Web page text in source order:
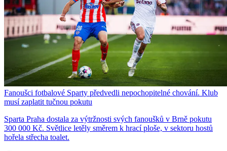
Fanoušci fotbalové Sparty předvedli nepochopitelné chování. Klub
musí zaplatit tučnou pokutu
Sparta Praha dostala za výtržnosti svých fanoušků v Brně pokutu
300 000 Kč. Světlice letěly směrem k hrací ploše, v sektoru hostů
hořela střecha toalet.